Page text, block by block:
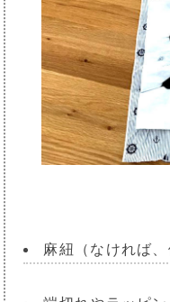
麻紐（なければ